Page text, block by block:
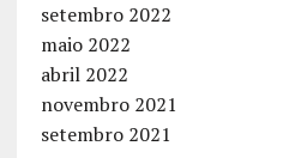
setembro 2022
maio 2022
abril 2022
novembro 2021
setembro 2021